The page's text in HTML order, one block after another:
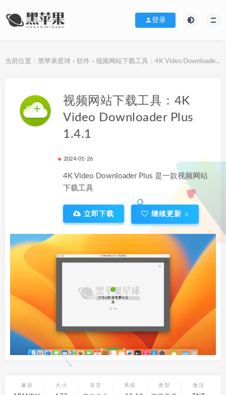
登录
当前位置： 黑苹果星球 > 软件 > 视频网站下载工具：4K Video Downloader Plus 1.4.1
视频网站下载工具：4K
Video Downloader Plus
1.4.1
2024-01-26
4K Video Downloader Plus 是一款视频网站
下载工具
立即下载 继续更新 0
兼容 大小 语言 系统 类型 激活